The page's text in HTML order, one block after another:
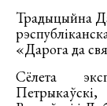
Традыцыйна
«Дарога да
Сёлета
Петрыкаўскі,